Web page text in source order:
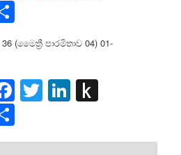
Kindle
(මෛත්‍රී පාරමිතාව 04) 01-
Facebook
TwitterLinkedIn
Kindle